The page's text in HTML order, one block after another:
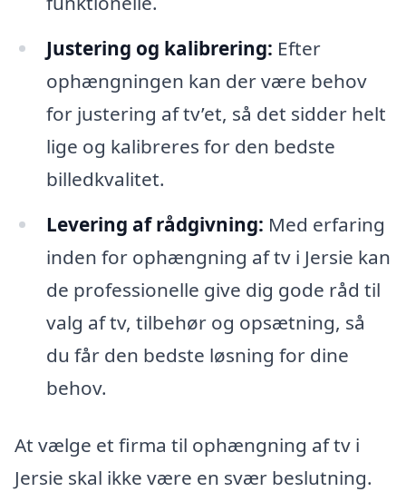
Justering og kalibrering: Efter
ophængningen kan der være behov
for justering af tv’et, så det sidder helt
lige og kalibreres for den bedste
billedkvalitet.
Levering af rådgivning: Med erfaring
inden for ophængning af tv i Jersie kan
de professionelle give dig gode råd til
valg af tv, tilbehør og opsætning, så
du får den bedste løsning for dine
behov.
At vælge et firma til ophængning af tv i
Jersie skal ikke være en svær beslutning.